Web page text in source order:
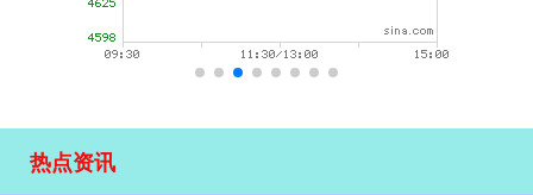
热点资讯